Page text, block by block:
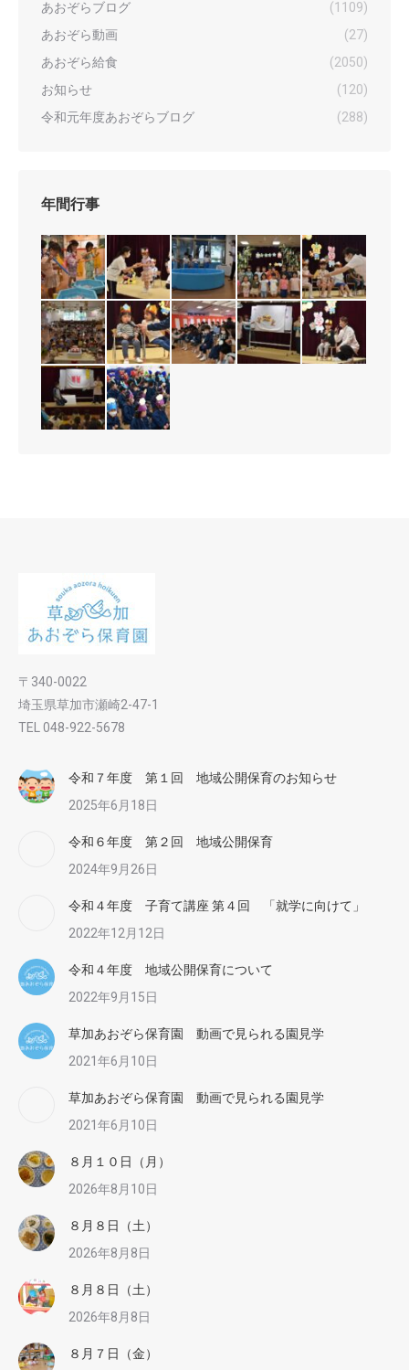
あおぞらブログ
(1109)
あおぞら動画
(27)
あおぞら給食
(2050)
お知らせ
(120)
令和元年度あおぞらブログ
(288)
年間行事
〒340-0022
埼玉県草加市瀬崎2-47-1
TEL 048-922-5678
令和７年度 第１回 地域公開保育のお知らせ
2025年6月18日
令和６年度 第２回 地域公開保育
2024年9月26日
令和４年度 子育て講座 第４回 「就学に向けて」
2022年12月12日
令和４年度 地域公開保育について
2022年9月15日
草加あおぞら保育園 動画で見られる園見学
2021年6月10日
草加あおぞら保育園 動画で見られる園見学
2021年6月10日
８月１０日（月）
2026年8月10日
８月８日（土）
2026年8月8日
８月８日（土）
2026年8月8日
８月７日（金）